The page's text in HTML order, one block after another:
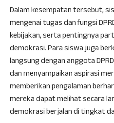
Dalam kesempatan tersebut,
mengenai tugas dan fungsi
kebijakan, serta pentingnya
demokrasi. Para siswa juga
langsung dengan anggota
dan menyampaikan aspirasi
memberikan pengalaman
mereka dapat melihat secara
demokrasi berjalan di tingkat